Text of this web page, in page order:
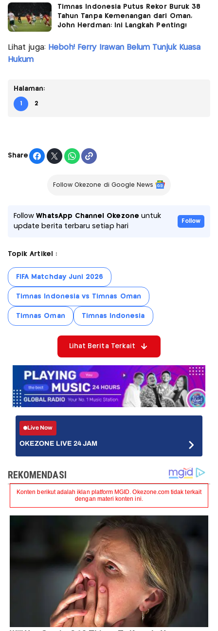
Timnas Indonesia Putus Rekor Buruk 38
Tahun Tanpa Kemenangan dari Oman,
John Herdman: Ini Langkah Penting!
Lihat juga: Heboh! Ferry Irawan Belum Tunjuk Kuasa
Hukum
Halaman:
1 2
Share
Follow Okezone di Google News
FollowWhatsApp Channel Okezone untuk
update berita terbaru setiap hari
Follow
Topik Artikel :
FIFA Matchday Juni 2026
Timnas Indonesia vs Timnas Oman
Timnas Oman Timnas Indonesia
Lihat Berita Terkait
Live Now
OKEZONE LIVE 24 JAM